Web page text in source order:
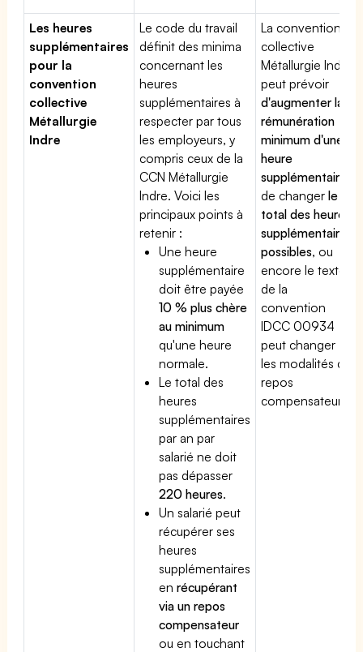
Les heures
supplémentaires
pour la
convention
collective
Métallurgie
Indre
Le code du travail
définit des minima
concernant les
heures
supplémentaires à
respecter par tous
les employeurs, y
compris ceux de la
CCN Métallurgie
Indre. Voici les
principaux points à
retenir :
Une heure
supplémentaire
doit être payée
10 % plus chère
au minimum
qu'une heure
normale.
Le total des
heures
supplémentaires
par an par
salarié ne doit
pas dépasser
220 heures.
Un salarié peut
récupérer ses
heures
supplémentaires
enrécupérant
via un repos
compensateur
ou en touchant
La convention
collective
Métallurgie Indre
peut prévoir
d'augmenter la
rémunération
minimum d'une
heure
supplémentaire
de changerle
total des heures
supplémentaires
possibles, ou
encore le texte
de la
convention
IDCC 00934
peut changer
les modalités du
repos
compensateur.